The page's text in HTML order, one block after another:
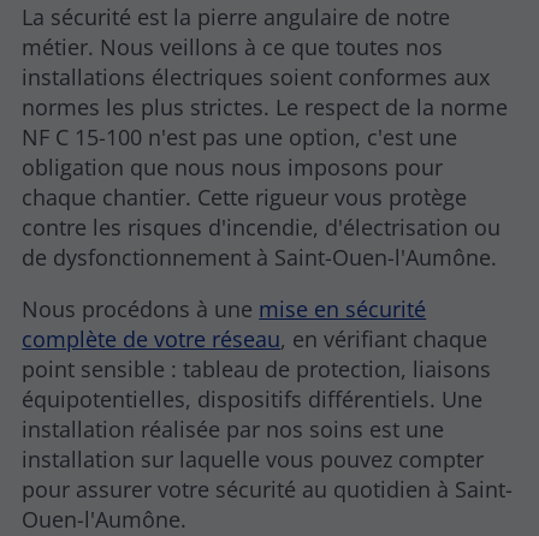
La sécurité est la pierre angulaire de notre
métier. Nous veillons à ce que toutes nos
installations électriques soient conformes aux
normes les plus strictes. Le respect de la norme
NF C 15-100 n'est pas une option, c'est une
obligation que nous nous imposons pour
chaque chantier. Cette rigueur vous protège
contre les risques d'incendie, d'électrisation ou
de dysfonctionnement à Saint-Ouen-l'Aumône.
Nous procédons à une mise en sécurité
complète de votre réseau, en vérifiant chaque
point sensible : tableau de protection, liaisons
équipotentielles, dispositifs différentiels. Une
installation réalisée par nos soins est une
installation sur laquelle vous pouvez compter
pour assurer votre sécurité au quotidien à Saint-
Ouen-l'Aumône.